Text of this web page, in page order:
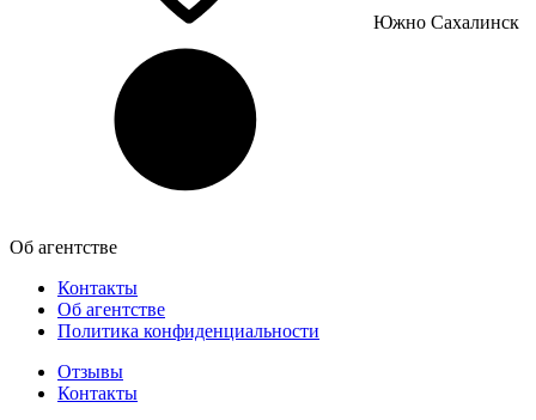
Южно Сахалинск
Об агентстве
Контакты
Об агентстве
Политика конфиденциальности
Отзывы
Контакты